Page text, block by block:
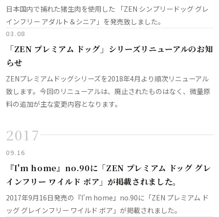
日本国内で捕れた猪生肉を使用した 「ZEN シンプリードッグ グレ
インフリー アダルト＆シニア」を発売致しました。
03.08
「ZEN プレミアム ドッグ」シリーズリニューアルのお知
らせ
ZENプレミアムドッグシリーズを2018年4月より順次リニューアル
致します。今回のリニューアルは、廃止されたものはなく、微量原
料の追加が主な変更内容となります。
2017
09.16
『I'm home』no.90に「ZEN プレミアム ドッグ グレ
インフリー ワイルド ボア」が掲載されました。
2017年9月16日発売の『I'm home』no.90に「ZEN プレミアム ド
ッグ グレインフリー ワイルド ボア」が掲載されました。